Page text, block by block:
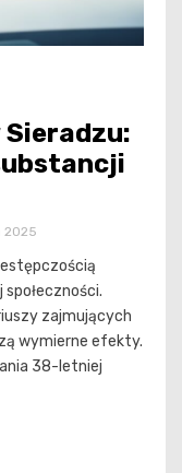
2025
zajmujących
wymierne efekty.
38-letniej